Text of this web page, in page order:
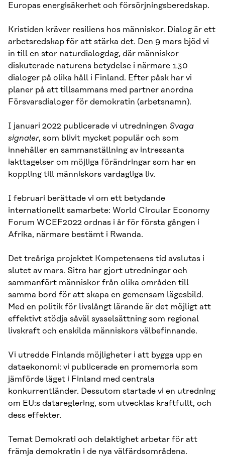
Europas energisäkerhet och försörjningsberedskap.
Kristiden kräver resiliens hos människor. Dialog är ett
arbetsredskap för att stärka det. Den 9 mars bjöd vi
in till en stor naturdialogdag, där människor
diskuterade naturens betydelse i närmare 130
dialoger på olika håll i Finland. Efter påsk har vi
planer på att tillsammans med partner anordna
Försvarsdialoger för demokratin (arbetsnamn).
I januari 2022 publicerade vi utredningen Svaga
signaler, som blivit mycket populär och som
innehåller en sammanställning av intressanta
iakttagelser om möjliga förändringar som har en
koppling till människors vardagliga liv.
I februari berättade vi om ett betydande
internationellt samarbete: World Circular Economy
Forum WCEF2022 ordnas i år för första gången i
Afrika, närmare bestämt i Rwanda.
Det treåriga projektet Kompetensens tid avslutas i
slutet av mars. Sitra har gjort utredningar och
sammanfört människor från olika områden till
samma bord för att skapa en gemensam lägesbild.
Med en politik för livslångt lärande är det möjligt att
effektivt stödja såväl sysselsättning som regional
livskraft och enskilda människors välbefinnande.
Vi utredde Finlands möjligheter i att bygga upp en
dataekonomi: vi publicerade en promemoria som
jämförde läget i Finland med centrala
konkurrentländer. Dessutom startade vi en utredning
om EU:s datareglering, som utvecklas kraftfullt, och
dess effekter.
Temat Demokrati och delaktighet arbetar för att
främja demokratin i de nya välfärdsområdena.